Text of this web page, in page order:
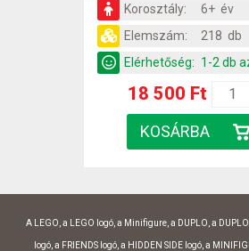
Korosztály:
6+ év
Elemszám:
218 db
Elérhetőség: 1-2 db
18 500 Ft
A LEGO, a LEGO logó, a Minifigure, a DUPLO, a
logó, a FRIENDS logó, a HIDDEN SIDE logó, a